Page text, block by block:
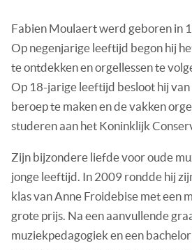
Fabien Moulaert werd geboren in
Op negenjarige leeftijd begon hij
te ontdekken en orgellessen te
Op 18-jarige leeftijd besloot hij van
beroep te maken en de vakken
studeren aan het Koninklijk
Zijn bijzondere liefde voor oude
jonge leeftijd. In 2009 rondde hij
klas van Anne Froidebise met een
grote prijs. Na een aanvullende
muziekpedagogiek en een